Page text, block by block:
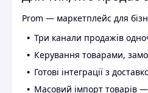
Prom — маркетплейс для
Три канали продажів
Керування товарами,
Готові інтеграції з
Масовий імпорт товарів